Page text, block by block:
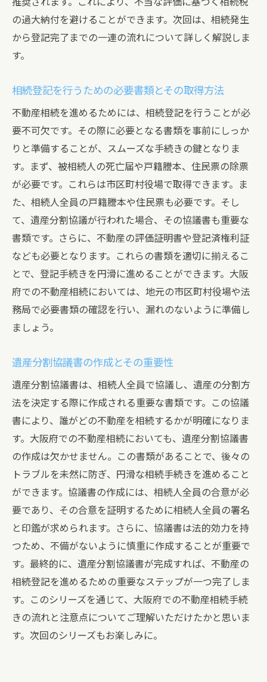
の過大納付を避けることができます。次回は、相続発生
から登記完了までの一連の流れについて詳しく解説しま
す。
相続登記を行うための必要書類とその取得方法
不動産相続を進めるためには、相続登記を行うことが必
要不可欠です。その際に必要となる書類を事前にしっか
りと準備することが、スムーズな手続きの鍵となりま
す。まず、被相続人の死亡届や戸籍謄本、住民票の除票
が必要です。これらは市区町村役場で取得できます。ま
た、相続人全員の戸籍謄本や住民票も必要です。そし
て、遺産分割協議が行われた場合、その協議書も重要な
書類です。さらに、不動産の評価証明書や登記済権利証
なども必要となります。これらの書類を適切に揃えるこ
とで、登記手続きを円滑に進めることができます。大阪
府での不動産相続においては、地元の市区町村役場や法
務局で必要書類の確認を行い、漏れのないように準備し
ましょう。
遺産分割協議書の作成とその重要性
遺産分割協議書は、相続人全員で協議し、遺産の分割方
法を決定する際に作成される重要な書類です。この協議
書により、誰がどの不動産を相続するかが明確になりま
す。大阪府での不動産相続においても、遺産分割協議書
の作成は欠かせません。この書類があることで、後々の
トラブルを未然に防ぎ、円滑な相続手続きを進めること
ができます。協議書の作成には、相続人全員の合意が必
要であり、その合意を証明するために相続人全員の署名
と印鑑が求められます。さらに、協議書は法的効力を持
つため、不備がないように慎重に作成することが重要で
す。最終的に、遺産分割協議書が完成すれば、不動産の
相続登記を進めるための重要なステップが一つ完了しま
す。このシリーズを通じて、大阪府での不動産相続手続
きの流れと注意点についてご理解いただけたかと思いま
す。次回のシリーズもお楽しみに。